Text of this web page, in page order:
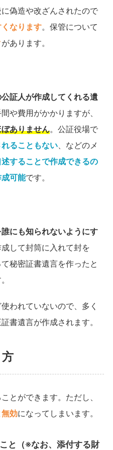
偽造や改ざんされたので
なります。保管について
があります。
証人が作成してくれる遺
や費用がかかりますが、
ありません。公証役場で
ることもない、などのメ
述することで作成できるの
可能です。
にも知られないようにす
して封筒に入れて封を
秘密証書遺言を作ったと
われていないので、多く
書遺言が作成されます。
とができます。ただし、
効になってしまいます。
と（※なお、添付する財